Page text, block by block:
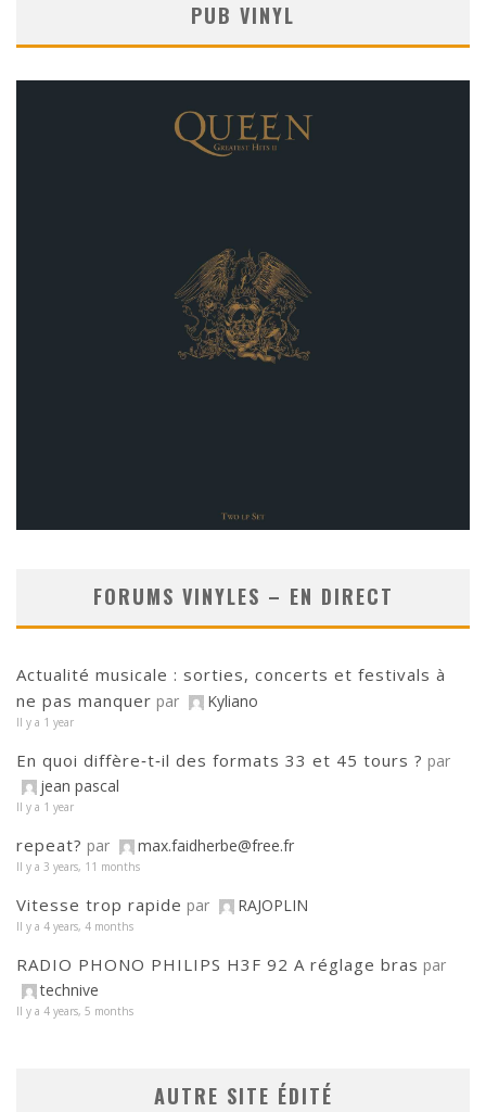
PUB VINYL
FORUMS VINYLES – EN DIRECT
Actualité musicale : sorties, concerts et festivals à
ne pas manquer par Kyliano
Il y a 1 year
En quoi diffère‑t‑il des formats 33 et 45 tours ? par
jean pascal
Il y a 1 year
repeat? par max.faidherbe@free.fr
Il y a 3 years, 11 months
Vitesse trop rapide par RAJOPLIN
Il y a 4 years, 4 months
RADIO PHONO PHILIPS H3F 92 A réglage bras par
technive
Il y a 4 years, 5 months
AUTRE SITE ÉDITÉ